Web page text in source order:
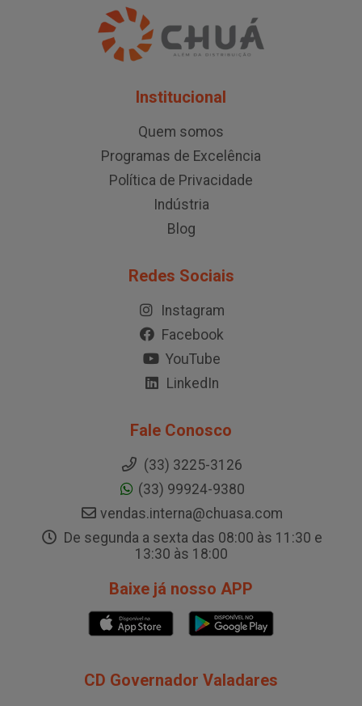
Institucional
Quem somos
Programas de Excelência
Política de Privacidade
Indústria
Blog
Redes Sociais
Instagram
Facebook
YouTube
LinkedIn
Fale Conosco
(33) 3225-3126
(33) 99924-9380
vendas.interna@chuasa.com
De segunda a sexta das 08:00 às 11:30 e
13:30 às 18:00
Baixe já nosso APP
CD Governador Valadares